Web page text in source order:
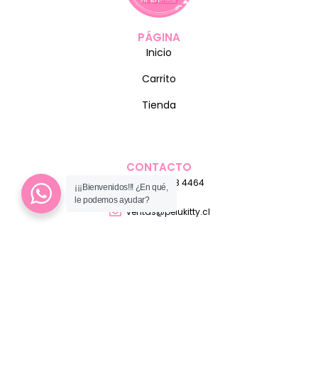
PÁGINA
Inicio
Carrito
Tienda
CONTACTO
+56 9 9718 4464
ventas@pelukitty.cl
¡¡¡Bienvenidos!!! ¿En qué,
le podemos ayudar?